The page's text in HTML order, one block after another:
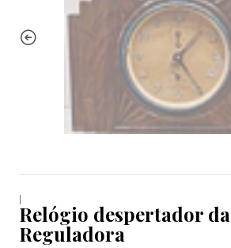
|
Relógio despertador da
Reguladora